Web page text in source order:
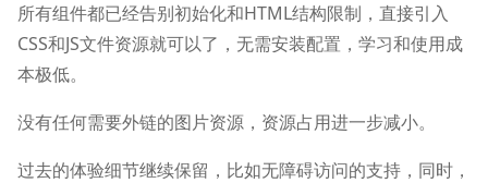
所有组件都已经告别初始化和HTML结构限制，直接引入
CSS和JS文件资源就可以了，无需安装配置，学习和使用成
本极低。
没有任何需要外链的图片资源，资源占用进一步减小。
过去的体验细节继续保留，比如无障碍访问的支持，同时，